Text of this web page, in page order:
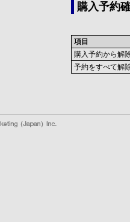
購入予約
項目
購入予約から解
予約をすべて解